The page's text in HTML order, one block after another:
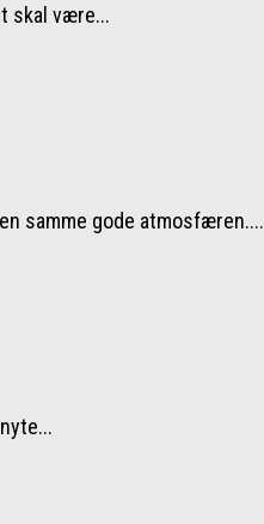
skal være...
samme gode atmosfæren....